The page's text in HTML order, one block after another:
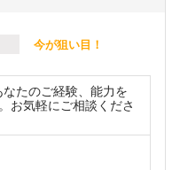
今が狙い目！
たのご経験、能力を
お気軽にご相談くださ